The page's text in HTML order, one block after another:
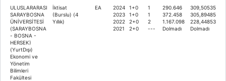
ULUSLARARASI
SARAYBOSNA
ÜNİVERSİTESİ
(SARAYBOSNA
- BOSNA -
HERSEK)
(YurtDışı)
Ekonomi ve
Yönetim
Bilimleri
Fakültesi
İktisat
(Burslu) (4
Yıllık)
EA
2024
2023
2022
2021
1+0
1+0
2+0
2+0
1
1
2
---
290.646
372.458
1.167.098
Dolmadı
309,50535
305,89485
228,44853
Dolmadı